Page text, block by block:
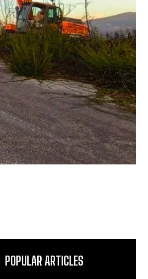
POPULAR ARTICLES